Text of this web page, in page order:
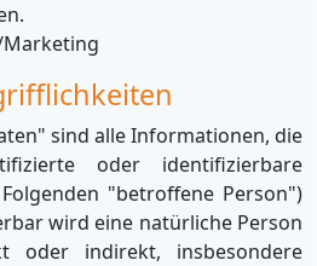
sind alle Informationen, die
oder identifizierbare
"betroffene Person")
wird eine natürliche Person
oder indirekt, insbesondere